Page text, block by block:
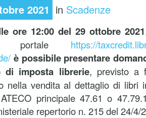
2021 in Scadenze
ore 12:00 del 29 ottobre 2021
portale https://
è possibile presentare
di imposta librerie, previsto a
nella vendita al dettaglio di libri
principale 47.61 o
repertorio n. 215 del 24/4/